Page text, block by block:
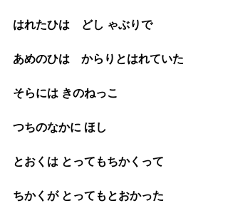
はれたひは　どし ゃぶりで
あめのひは　からりとはれていた
そらには きのねっこ
つちのなかに ほし
とおくは とってもちかくって
ちかくが とってもとおかった